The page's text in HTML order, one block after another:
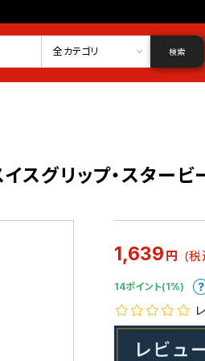
全カテゴリ 検索
グリップ・スタービ
1,639 円 (税
14ポイント(1%)